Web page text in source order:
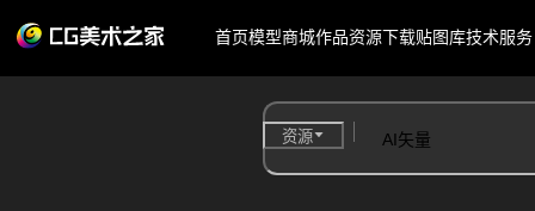
首页模型商城作品资源下载贴图库技术服务
资源